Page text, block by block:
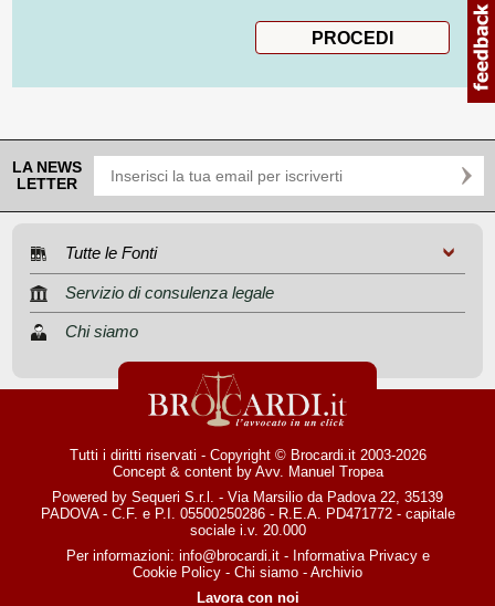
LA NEWS
LETTER
Tutte le Fonti
Servizio di consulenza legale
Chi siamo
Tutti i diritti riservati - Copyright © Brocardi.it 2003-2026
Concept & content by Avv. Manuel Tropea
Powered by Sequeri S.r.l. - Via Marsilio da Padova 22, 35139
PADOVA - C.F. e P.I. 05500250286 - R.E.A. PD471772 - capitale
sociale i.v. 20.000
Per informazioni: info@brocardi.it- Informativa Privacye
Cookie Policy - Chi siamo - Archivio
Lavora con noi